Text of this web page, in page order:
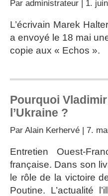
Par administrateur | 1.
L’écrivain Marek
a envoyé le 18 mai
copie aux « Echos ».
Pourquoi
l’Ukraine ?
Par Alain Kerhervé | 7.
Entretien Ouest-
française. Dans son
le rôle de la victoire
Poutine. L’actualité